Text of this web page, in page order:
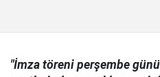
"İmza töreni perşembe